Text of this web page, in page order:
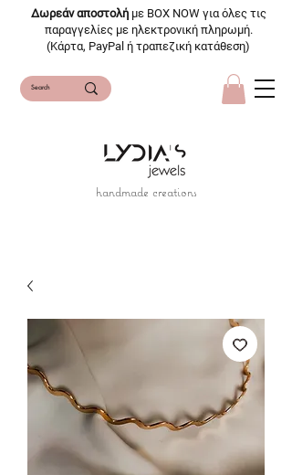
handmade creations
Δωρεάν αποστολή με BOX NOW για όλες τις
παραγγελίες με ηλεκτρονική πληρωμή.
(Κάρτα, PayPal ή τραπεζική κατάθεση)